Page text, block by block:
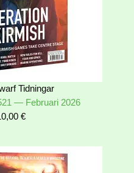
Tidningar
— Februari 2026
€